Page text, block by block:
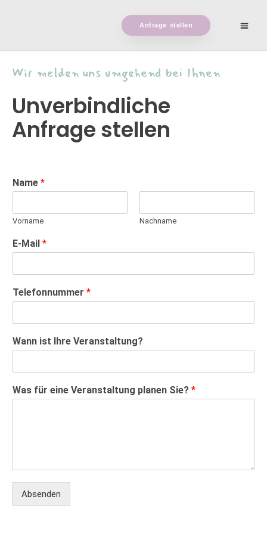
Anfrage stellen
Wir melden uns umgehend bei Ihnen
Unverbindliche
Anfrage stellen
Name *
Vorname Nachname
E-Mail *
Telefonnummer *
Wann ist Ihre Veranstaltung?
Was für eine Veranstaltung planen Sie? *
Absenden